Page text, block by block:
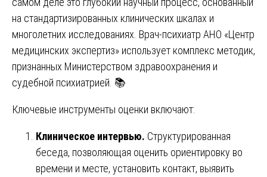
на стандартизированных клинических шкалах и
многолетних исследованиях. Врач-психиатр АНО «Центр
медицинских экспертиз» использует комплекс методик,
признанных Министерством здравоохранения и
судебной психиатрией. 📚
Ключевые инструменты оценки включают:
Клиническое интервью. Структурированная
беседа, позволяющая оценить ориентировку во
времени и месте, установить контакт, выявить